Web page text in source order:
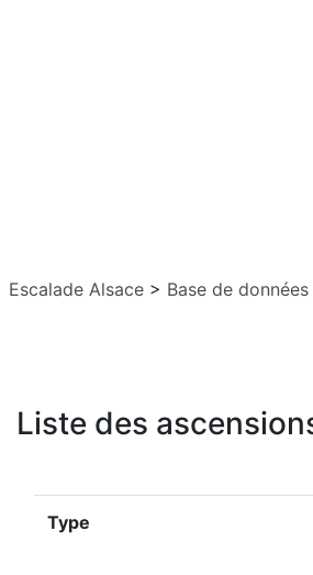
Escalade Alsace > Base de données
Liste des
Type